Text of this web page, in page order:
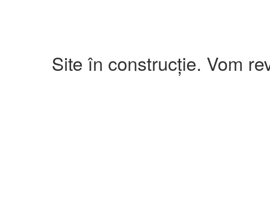
Site în construcție. Vom